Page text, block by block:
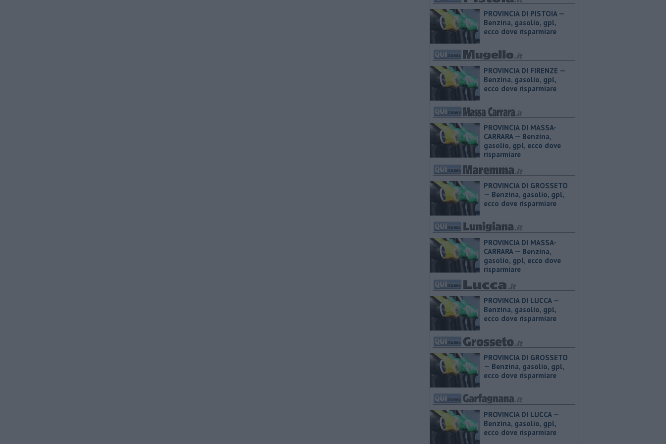
PROVINCIA DI PISTOIA — ​
Benzina, gasolio, gpl,
ecco dove risparmiare
PROVINCIA DI FIRENZE — ​
Benzina, gasolio, gpl,
ecco dove risparmiare
PROVINCIA DI MASSA-
CARRARA — ​Benzina,
gasolio, gpl, ecco dove
risparmiare
PROVINCIA DI GROSSETO
— ​Benzina, gasolio, gpl,
ecco dove risparmiare
PROVINCIA DI MASSA-
CARRARA — ​Benzina,
gasolio, gpl, ecco dove
risparmiare
PROVINCIA DI LUCCA — ​
Benzina, gasolio, gpl,
ecco dove risparmiare
PROVINCIA DI GROSSETO
— ​Benzina, gasolio, gpl,
ecco dove risparmiare
PROVINCIA DI LUCCA — ​
Benzina, gasolio, gpl,
ecco dove risparmiare